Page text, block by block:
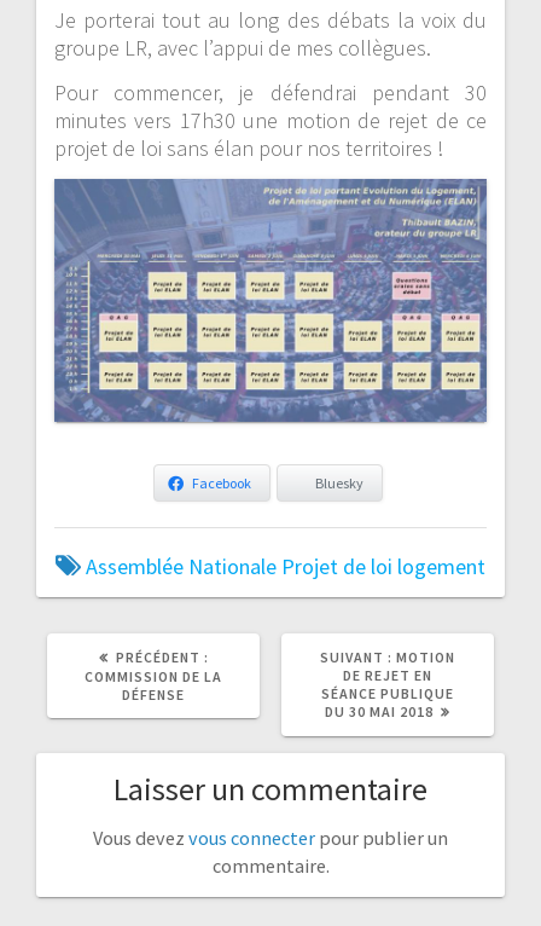
Je porterai tout au long des débats la voix du
groupe LR, avec l’appui de mes collègues.
Pour commencer, je défendrai pendant 30
minutes vers 17h30 une motion de rejet de ce
projet de loi sans élan pour nos territoires !
Facebook Bluesky
Assemblée Nationale Projet de loi logement
PRÉCÉDENT :
ARTICLE
PRÉCÉDENT
COMMISSION DE LA
DÉFENSE
SUIVANT :
ARTICLE
MOTION
DE REJET EN
SÉANCE PUBLIQUE
DU 30 MAI 2018
Laisser un commentaire
Vous devez vous connecter pour publier un
commentaire.